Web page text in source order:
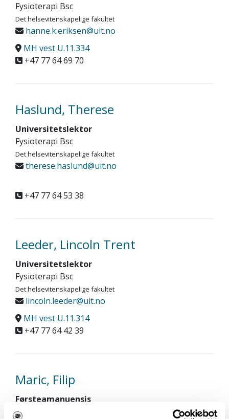
Fysioterapi Bsc
Det helsevitenskapelige fakultet
hanne.k.eriksen@uit.no
MH vest U.11.334
+47 77 64 69 70
Haslund, Therese
Universitetslektor
Fysioterapi Bsc
Det helsevitenskapelige fakultet
therese.haslund@uit.no
+47 77 64 53 38
Leeder, Lincoln Trent
Universitetslektor
Fysioterapi Bsc
Det helsevitenskapelige fakultet
lincoln.leeder@uit.no
MH vest U.11.314
+47 77 64 42 39
Maric, Filip
Førsteamanuensis
Fysioterapi Bsc